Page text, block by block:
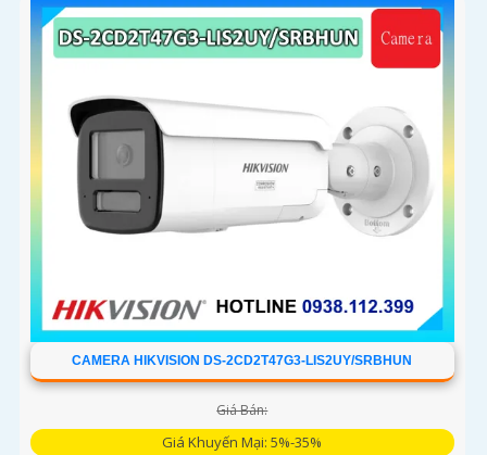
CAMERA HIKVISION DS-2CD2T47G3-LIS2UY/SRBHUN
Giá Bán:
Giá Khuyến Mại: 5%-35%